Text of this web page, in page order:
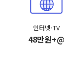
인터넷·TV
48만원+@